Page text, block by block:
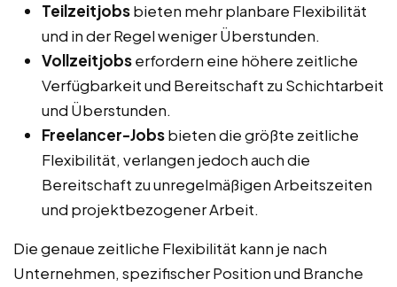
Teilzeitjobsbieten mehr planbare Flexibilität
und in der Regel weniger Überstunden.
Vollzeitjobserfordern eine höhere zeitliche
Verfügbarkeit und Bereitschaft zu Schichtarbeit
und Überstunden.
Freelancer-Jobsbieten die größte zeitliche
Flexibilität, verlangen jedoch auch die
Bereitschaft zu unregelmäßigen Arbeitszeiten
und projektbezogener Arbeit.
Die genaue zeitliche Flexibilität kann je nach
Unternehmen, spezifischer Position und Branche